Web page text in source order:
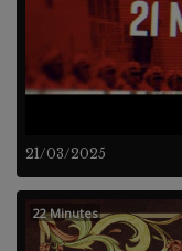
21/03/2025
22 Minutes